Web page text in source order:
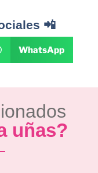
📲
WhatsApp
uñas?